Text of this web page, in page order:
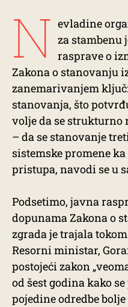
N evladine
za stambenu
rasprave o
Zakona o stanovanju
zanemarivanjem
stanovanja, što
volje da se strukturno
– da se stanovanje
sistemske promene
pristupa, navodi se u
Podsetimo, javna
dopunama Zakona o
zgrada je trajala
Resorni ministar,
postojeći zakon
od šest godina kako
pojedine odredbe